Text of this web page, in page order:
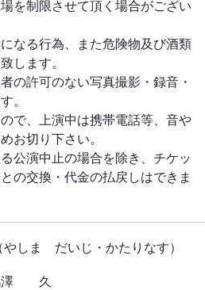
を制限させて頂く場合がござい
なる行為、また危険物及び酒類
します。
の許可のない写真撮影・録音・
。
で、上演中は携帯電話等、音や
お切り下さい。
公演中止の場合を除き、チケッ
の交換・代金の払戻しはできま
しま だいじ・かたりなす）
澤 久